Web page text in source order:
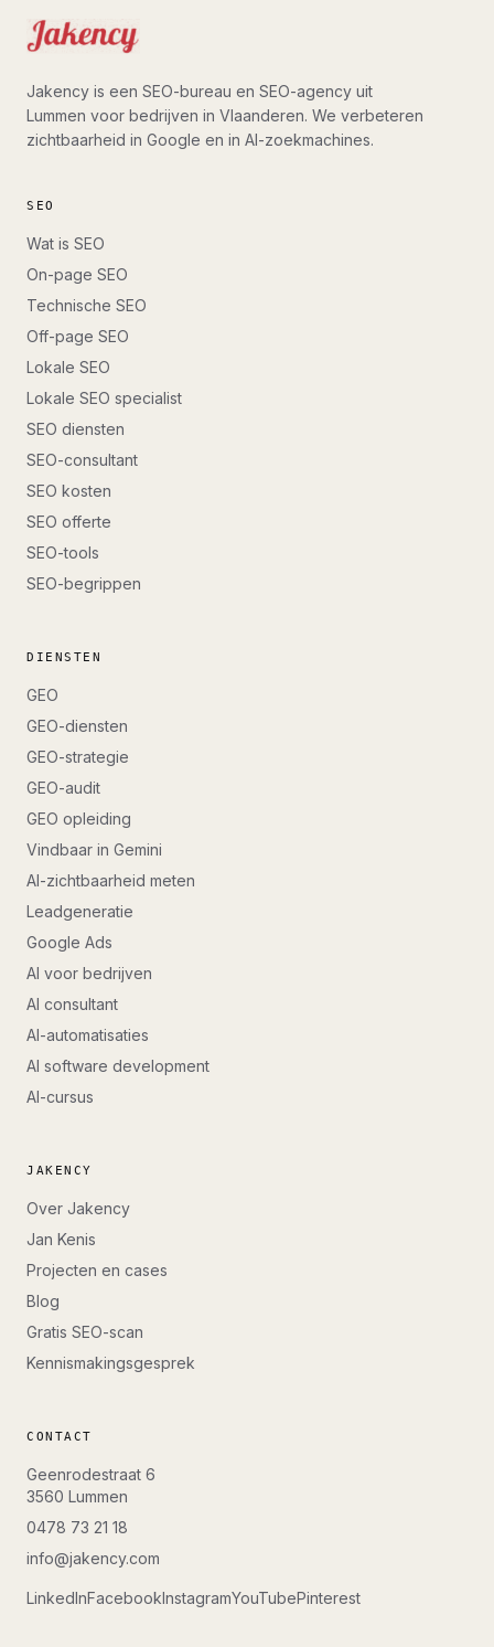
Jakency is een SEO-bureau en SEO-agency uit
Lummen voor bedrijven in Vlaanderen. We verbeteren
zichtbaarheid in Google en in AI-zoekmachines.
SEO
Wat is SEO
On-page SEO
Technische SEO
Off-page SEO
Lokale SEO
Lokale SEO specialist
SEO diensten
SEO-consultant
SEO kosten
SEO offerte
SEO-tools
SEO-begrippen
DIENSTEN
GEO
GEO-diensten
GEO-strategie
GEO-audit
GEO opleiding
Vindbaar in Gemini
AI-zichtbaarheid meten
Leadgeneratie
Google Ads
AI voor bedrijven
AI consultant
AI-automatisaties
AI software development
AI-cursus
JAKENCY
Over Jakency
Jan Kenis
Projecten en cases
Blog
Gratis SEO-scan
Kennismakingsgesprek
CONTACT
Geenrodestraat 6
3560 Lummen
0478 73 21 18
info@jakency.com
LinkedInFacebookInstagramYouTubePinterest